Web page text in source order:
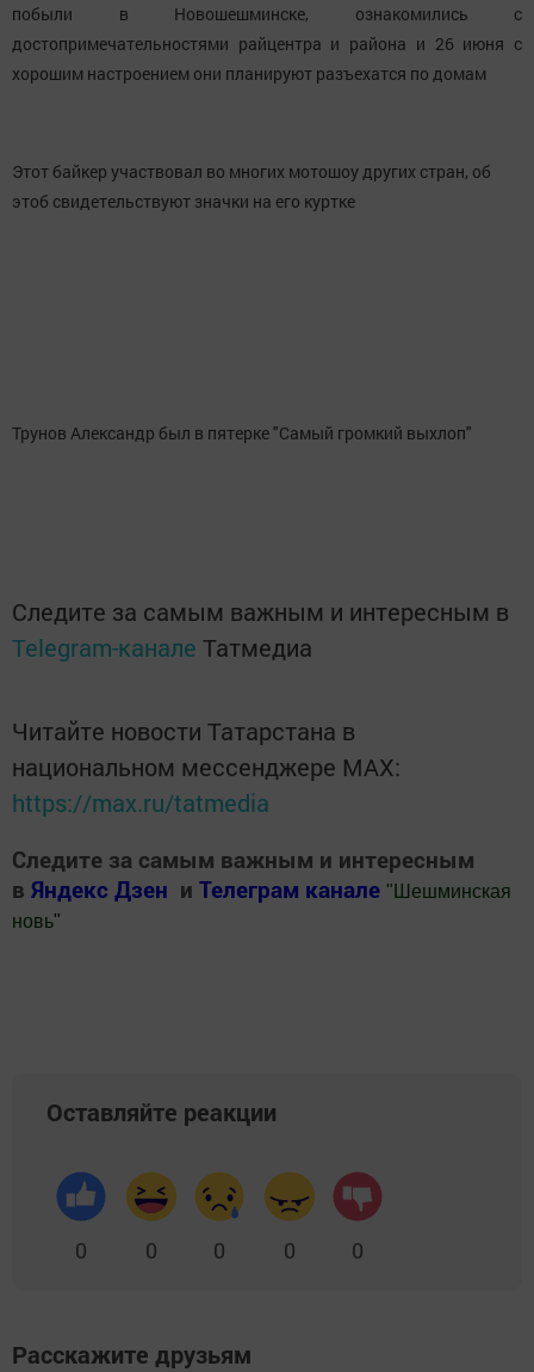
побыли в Новошешминске, ознакомились с
достопримечательностями райцентра и района и 26 июня с
хорошим настроением они планируют разъехатся по домам
Этот байкер участвовал во многих мотошоу других стран, об
этоб свидетельствуют значки на его куртке
Трунов Александр был в пятерке "Самый громкий выхлоп"
Следите за самым важным и интересным в
Telegram-канале Татмедиа
Читайте новости Татарстана в
национальном мессенджере MАХ:
https://max.ru/tatmedia
Следите за самым важным и интересным
в Яндекс Дзен и Телеграм канале " Шешминская
новь"
Оставляйте реакции
0 0 0 0 0
Расскажите друзьям